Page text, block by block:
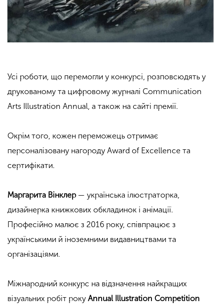
Усі роботи, що перемогли у конкурсі, розповсюдять у
друкованому та цифровому журналі Communication
Arts Illustration Annual, а також на сайті премії.
Окрім того, кожен переможець отримає
персоналізовану нагороду Award of Excellence та
сертифікати.
Маргарита Вінклер— українська ілюстраторка,
дизайнерка книжкових обкладинок і анімації.
Професійно малює з 2016 року, співпрацює з
українськими й іноземними видавництвами та
організаціями.
Міжнародний конкурс на відзначення найкращих
візуальних робіт року Annual Illustration Competition